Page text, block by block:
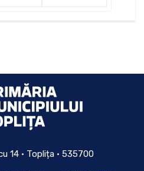
14 • Toplița • 535700